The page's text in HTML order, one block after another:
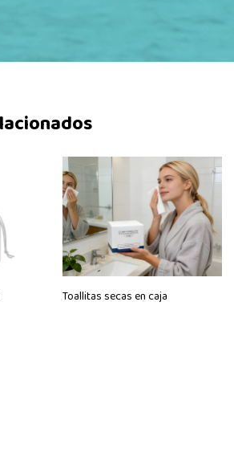
Toallitas secas en caja